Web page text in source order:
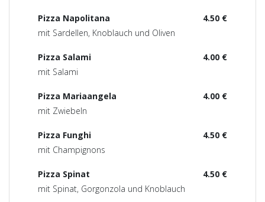
4.50 €
Pizza Napolitana
mit Sardellen, Knoblauch und Oliven
4.00 €
Pizza Salami
mit Salami
4.00 €
Pizza Mariaangela
mit Zwiebeln
4.50 €
Pizza Funghi
mit Champignons
4.50 €
Pizza Spinat
mit Spinat, Gorgonzola und Knoblauch